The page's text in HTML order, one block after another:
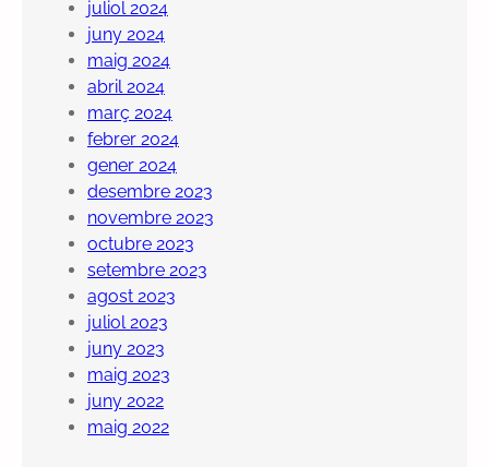
juliol 2024
juny 2024
maig 2024
abril 2024
març 2024
febrer 2024
gener 2024
desembre 2023
novembre 2023
octubre 2023
setembre 2023
agost 2023
juliol 2023
juny 2023
maig 2023
juny 2022
maig 2022